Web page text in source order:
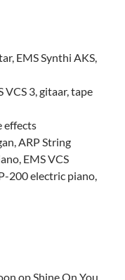
EMS Synthi AKS,
VCS 3, gitaar, tape
effects
ARP String
EMS VCS
200 electric piano,
op Shine On You